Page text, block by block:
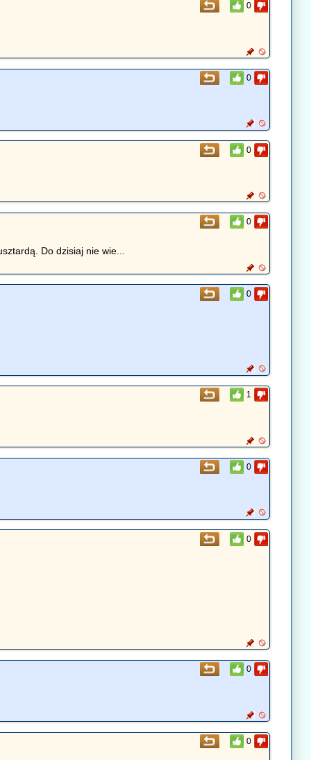
0
0
0
0
Do dzisiaj nie wie...
0
1
0
0
0
0